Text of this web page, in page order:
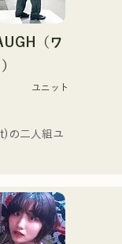
のメ
際、清流公
た「ファン
とてもよ
ただきおす
（ワ
ユニット
の二人組ユ
数350万回
フォロワ